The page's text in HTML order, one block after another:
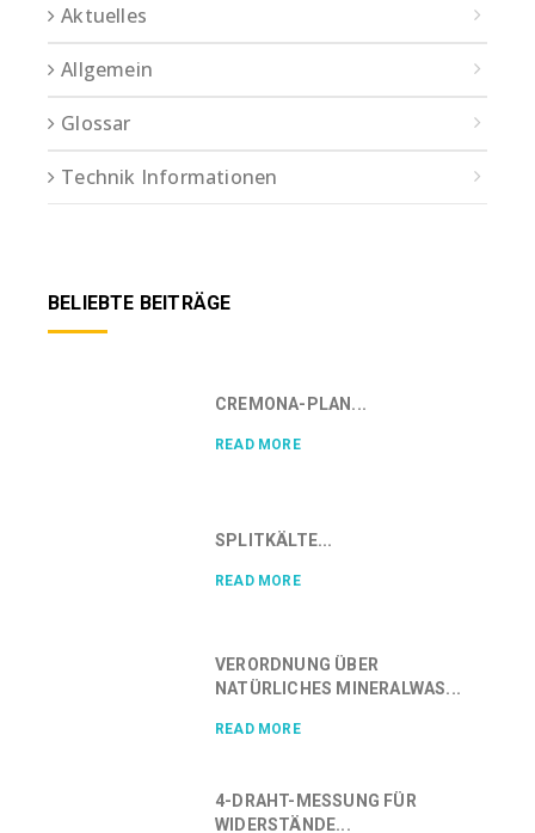
Aktuelles
Allgemein
Glossar
Technik Informationen
BELIEBTE BEITRÄGE
CREMONA-PLAN...
READ MORE
SPLITKÄLTE...
READ MORE
VERORDNUNG ÜBER
NATÜRLICHES MINERALWAS...
READ MORE
4-DRAHT-MESSUNG FÜR
WIDERSTÄNDE...